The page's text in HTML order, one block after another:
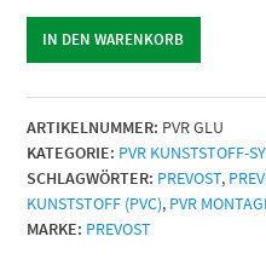
Liter
Menge
Rohr
|
Menge
und
Rohr
|
1,0
Liter
Menge
IN DEN WARENKORB
ARTIKELNUMMER: PVR GLU
KATEGORIE: PVR KUNSTSTOFF-
SCHLAGWÖRTER: PREVOST,
KUNSTSTOFF (PVC), PVR
MARKE: PREVOST